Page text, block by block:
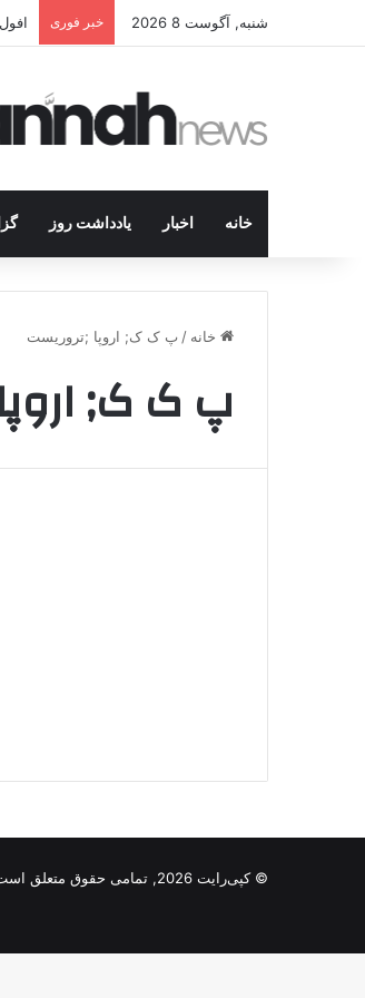
شنبه, آگوست 8 2026 خبر فوری
خانه اخبار یادداشت روز
خانه / پ ک ک; اروپا ;تروریست
پ ک ک;
© کپی‌رایت 2026, تمامی حقوق متعلق است به |